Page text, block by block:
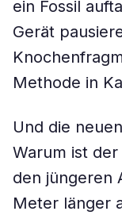
ein Fossil
Gerät
Methode in
Und die
Warum ist der
den jüngeren
Meter länger